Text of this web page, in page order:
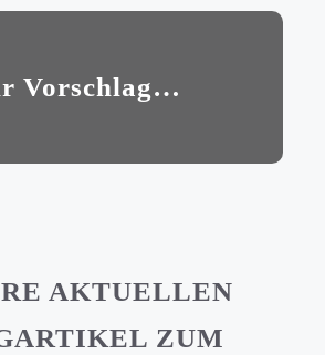
Vorschlag…
AKTUELLEN
ZUM